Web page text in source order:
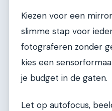
Kiezen voor een
slimme stap voor
fotograferen zonder
kies een
je budget in de gaten.
Let op autofocus,